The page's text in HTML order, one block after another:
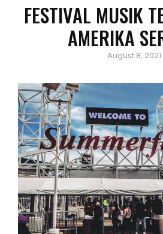
FESTIVAL MUSIK
AMERIKA
P
s
e
d
o
n
August 8, 2021